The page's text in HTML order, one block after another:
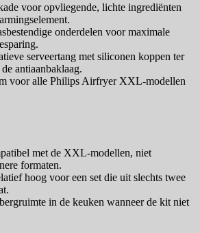
voor opvliegende, lichte ingrediënten
onderdelen voor maximale
serveertang met siliconen koppen ter
antiaanbaklaag.
voor alle Philips Airfryer XXL-modellen
met de XXL-modellen, niet
formaten.
hoog voor een set die uit slechts twee
in de keuken wanneer de kit niet